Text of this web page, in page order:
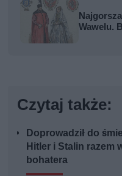
Wawelu.
Czytaj także:
Doprowadził do
Hitler i Stalin razem
bohatera